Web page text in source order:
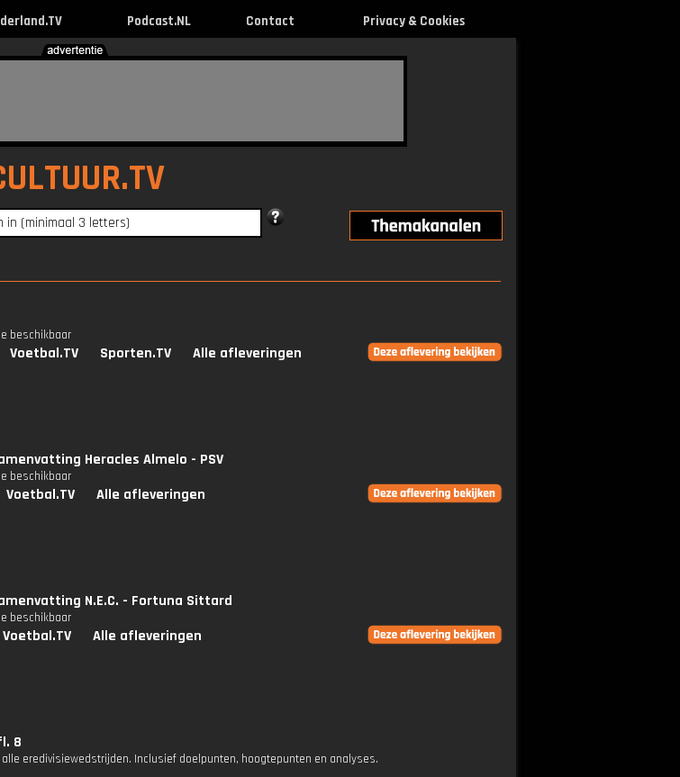
Podcast.NL Contact Privacy & Cookies
beschikbaar
Voetbal.TV Sporten.TV Alle afleveringen
Heracles Almelo - PSV
beschikbaar
Voetbal.TV Alle afleveringen
N.E.C. - Fortuna Sittard
beschikbaar
Voetbal.TV Alle afleveringen
8
eredivisiewedstrijden. Inclusief doelpunten, hoogtepunten en analyses.